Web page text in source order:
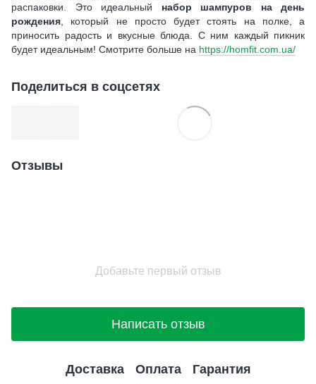
распаковки. Это идеальный набор шампуров на день
рождения , который не просто будет стоять на полке, а
приносить радость и вкусные блюда. С ним каждый пикник
будет идеальным! Смотрите больше на https://homfit.com.ua/
Поделиться в соцсетях
Отзывы
Добавьте первый отзыв
Написать отзыв
Доставка Оплата Гарантия